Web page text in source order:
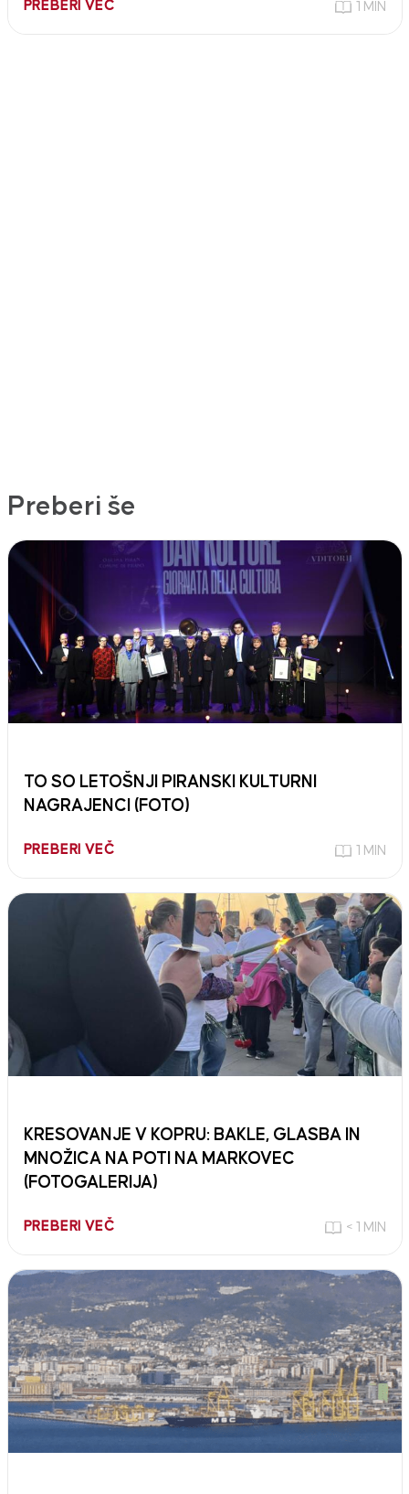
PREBERI VEČ 1 MIN
Preberi še
TO SO LETOŠNJI PIRANSKI KULTURNI
NAGRAJENCI (FOTO)
PREBERI VEČ 1 MIN
KRESOVANJE V KOPRU: BAKLE, GLASBA IN
MNOŽICA NA POTI NA MARKOVEC
(FOTOGALERIJA)
PREBERI VEČ < 1 MIN